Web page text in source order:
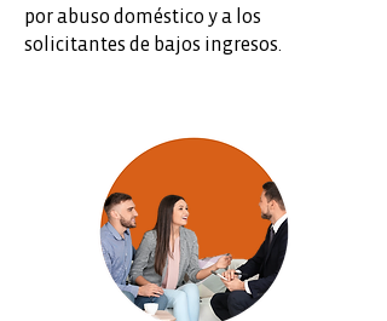
por abuso doméstico y a los
solicitantes de bajos ingresos.